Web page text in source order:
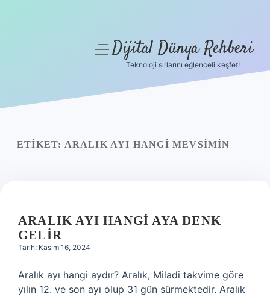
Yasal Uyarı
menüyüDijital Dünya Rehberi
Teknoloji sırlarını eğlenceli keşfet!
ETIKET: ARALIK AYI HANGI MEVSIMIN
ARALIK AYI HANGI AYA DENK
GELIR
Tarih: Kasım 16, 2024
Aralık ayı hangi aydır? Aralık, Miladi takvime göre
yılın 12. ve son ayı olup 31 gün sürmektedir. Aralık